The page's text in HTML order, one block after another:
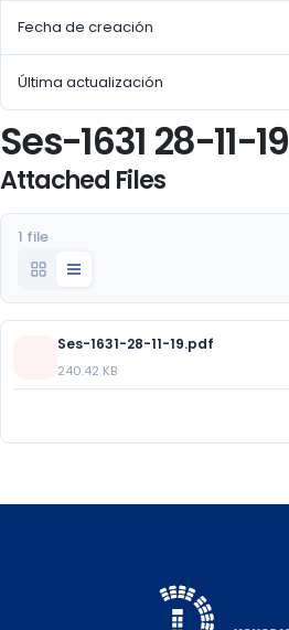
Fecha de creación
Última actualización
Ses-1631 28-11-19
Attached Files
1 file
Ses-1631-28-11-19.pdf
240.42 KB